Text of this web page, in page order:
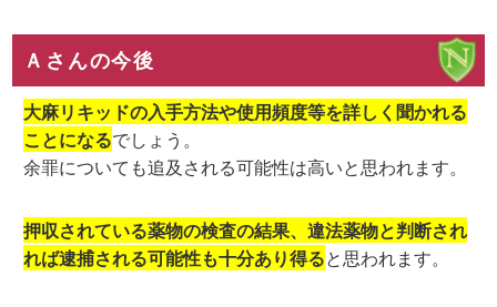
Ａさんの今後
大麻リキッドの入手方法や使用頻度等を詳しく聞かれる
ことになるでしょう。
余罪についても追及される可能性は高いと思われます。
押収されている薬物の検査の結果、違法薬物と判断され
れば逮捕される可能性も十分あり得ると思われます。